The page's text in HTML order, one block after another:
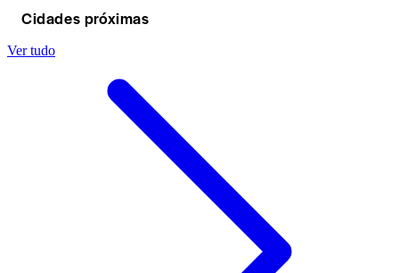
Cidades próximas
Ver tudo